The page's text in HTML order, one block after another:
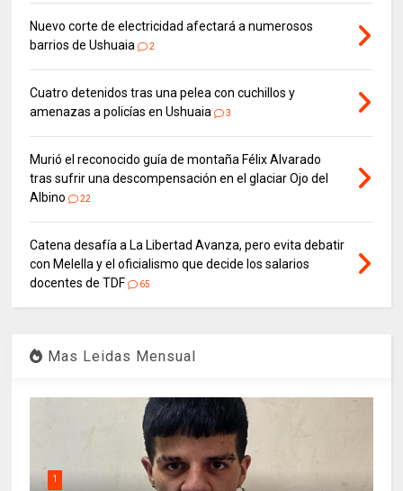
Nuevo corte de electricidad afectará a numerosos
barrios de Ushuaia
2
Cuatro detenidos tras una pelea con cuchillos y
amenazas a policías en Ushuaia
3
Murió el reconocido guía de montaña Félix Alvarado
tras sufrir una descompensación en el glaciar Ojo del
Albino
22
Catena desafía a La Libertad Avanza, pero evita debatir
con Melella y el oficialismo que decide los salarios
docentes de TDF
65
Mas Leidas Mensual
1